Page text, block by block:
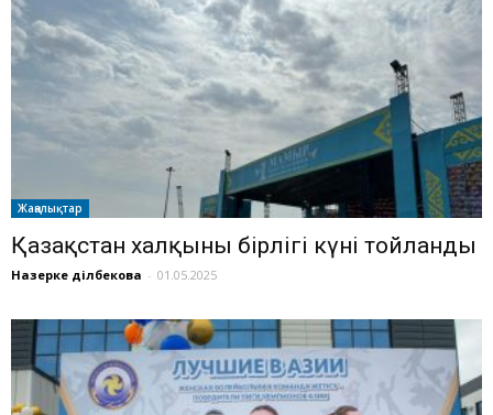
Жаңалықтар
Қазақстан халқының бірлігі күні тойланды
Назерке Әділбекова - 01.05.2025